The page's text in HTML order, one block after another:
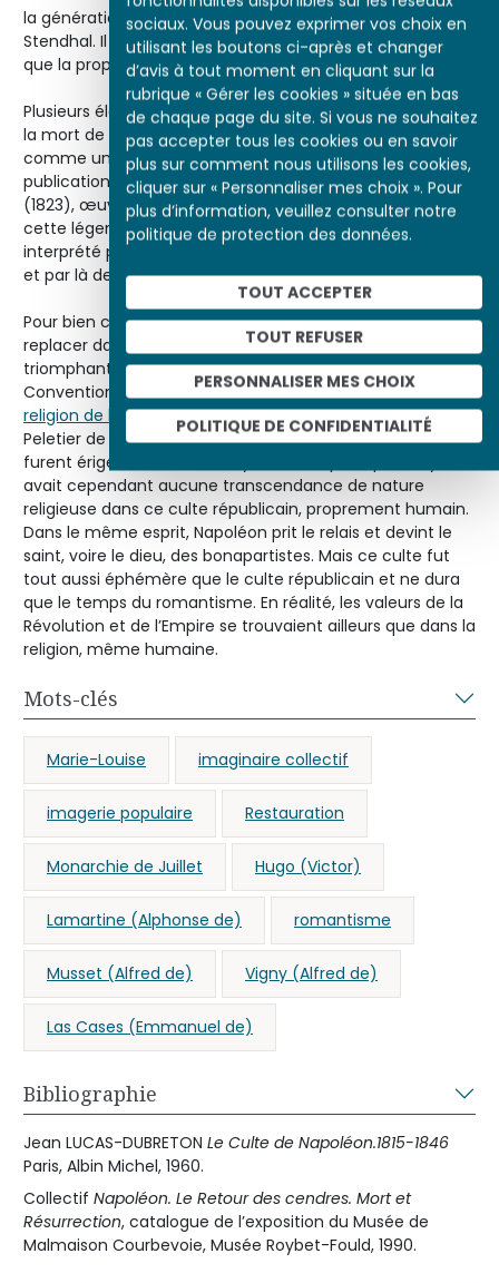
sociaux. Vous pouvez exprimer vos choix en
utilisant les boutons ci-après et changer
d’avis à tout moment en cliquant sur la
rubrique « Gérer les cookies » située en bas
de chaque page du site. Si vous ne souhaitez
pas accepter tous les cookies ou en savoir
plus sur comment nous utilisons les cookies,
cliquer sur « Personnaliser mes choix ». Pour
plus d’information, veuillez consulter notre
politique de protection des données.
TOUT ACCEPTER
TOUT REFUSER
PERSONNALISER MES CHOIX
POLITIQUE DE CONFIDENTIALITÉ
la génération de 1830, en particulier Vigny, Musset, Hugo,
Stendhal. Il entendait magnifier une image de Napoléon
que la propagande des alliés avait ternie en 1814-1815.
Plusieurs éléments ont contribué à développer ce culte. A
la mort de Napoléon, on présenta tout d’abord l’Empereur
comme un génie abandonné dans son île. Bientôt la
publication duMémorial de Sainte-Hélènepar Las Cases
(1823), œuvre de Napoléon lui-même, permit d’entretenir
cette légende. Puis en 1840, le retour des cendres fut
interprété par beaucoup comme la résurrection du héros
et par là de l’Empire.
Pour bien comprendre ce culte, il faut cependant le
replacer dans le contexte plus large du matérialisme
triomphant avec la Révolution. Dès 1793-1794, la
Convention avait créé sa propre
religion de la Raison ou de l’Être suprême.Marat, Le
Peletier de Saint-Fargeau,Joseph Bara, figures laïques,
furent érigés en saints martyrs de la République. Il n’y
avait cependant aucune transcendance de nature
religieuse dans ce culte républicain, proprement humain.
Dans le même esprit, Napoléon prit le relais et devint le
saint, voire le dieu, des bonapartistes. Mais ce culte fut
tout aussi éphémère que le culte républicain et ne dura
que le temps du romantisme. En réalité, les valeurs de la
Révolution et de l’Empire se trouvaient ailleurs que dans la
religion, même humaine.
Mots-clés
Marie-Louise imaginaire collectif
imagerie populaire Restauration
Monarchie de Juillet Hugo (Victor)
Lamartine (Alphonse de) romantisme
Musset (Alfred de) Vigny (Alfred de)
Las Cases (Emmanuel de)
Bibliographie
Jean LUCAS-DUBRETON Le Culte de Napoléon.1815-1846
Paris, Albin Michel, 1960.
Collectif Napoléon. Le Retour des cendres. Mort et
Résurrection, catalogue de l’exposition du Musée de
Malmaison Courbevoie, Musée Roybet-Fould, 1990.